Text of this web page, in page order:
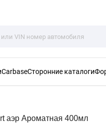
CarbaseСторонние каталоги
аэр Ароматная 400мл